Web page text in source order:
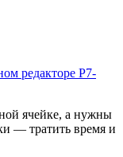
редакторе Р7-
ячейке, а нужны
— тратить время и